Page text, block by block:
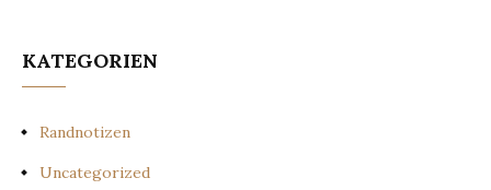
KATEGORIEN
Randnotizen
Uncategorized